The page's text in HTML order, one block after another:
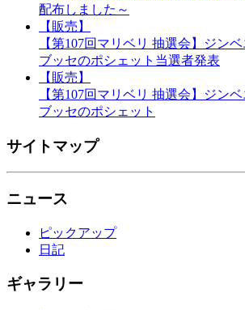
配布しました～
【販売】
【第107回マリベリ 抽選会】ジン
ブッセのポシェット当選者発表
【販売】
【第107回マリベリ 抽選会】ジン
ブッセのポシェット
サイトマップ
ニュース
ピックアップ
日記
ギャラリー